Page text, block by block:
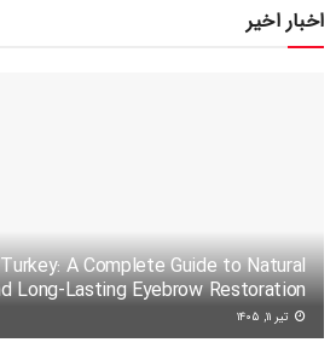
اخبار اخیر
A Complete Guide to Natural
Long-Lasting Eyebrow Restoration
تیر ۱۱, ۱۴۰۵